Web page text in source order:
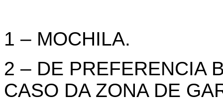
1 – MOCHILA.
2 – DE PREFERENCIA
CASO DA ZONA DE